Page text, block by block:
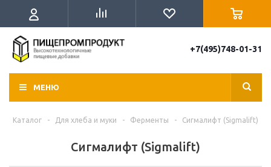
+7(495)748-01-31
МЕНЮ
Каталог - Для хлеба и муки - Ферменты - Сигмалифт (Sigmalift)
Сигмалифт (Sigmalift)